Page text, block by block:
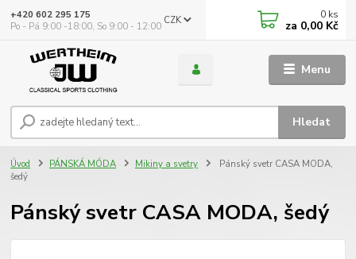
Menu
CZK
Hledat
+420 602 295 175
Po - Pá 9:00 -18:00, So 9:00 - 12:00
0 ks
za 0,00 Kč
Úvod PÁNSKÁ MÓDA Mikiny a svetry
Pánský svetr CASA MODA,
šedý
Pánský svetr CASA MODA, šedý